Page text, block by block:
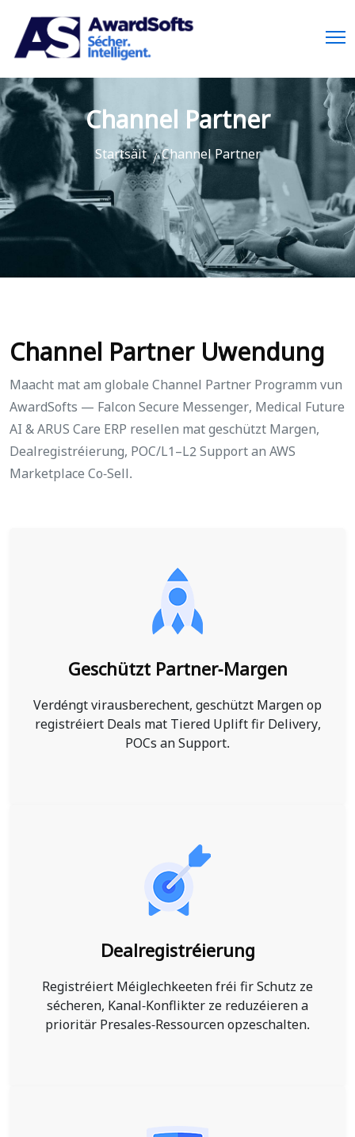
Channel Partner
Startsäit Channel Partner
Channel Partner Uwendung
Maacht mat am globale Channel Partner Programm vun
AwardSofts — Falcon Secure Messenger, Medical Future
AI & ARUS Care ERP resellen mat geschützt Margen,
Dealregistréierung, POC/L1–L2 Support an AWS
Marketplace Co-Sell.
Geschützt Partner-Margen
Verdéngt virausberechent, geschützt Margen op
registréiert Deals mat Tiered Uplift fir Delivery,
POCs an Support.
Dealregistréierung
Registréiert Méiglechkeeten fréi fir Schutz ze
sécheren, Kanal-Konflikter ze reduzéieren a
prioritär Presales-Ressourcen opzeschalten.